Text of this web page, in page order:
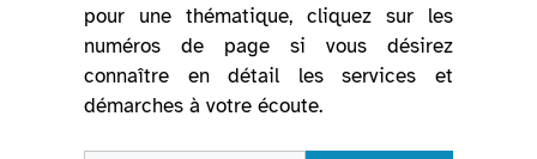
pour une thématique, cliquez sur les
numéros de page si vous désirez
connaître en détail les services et
démarches à votre écoute.